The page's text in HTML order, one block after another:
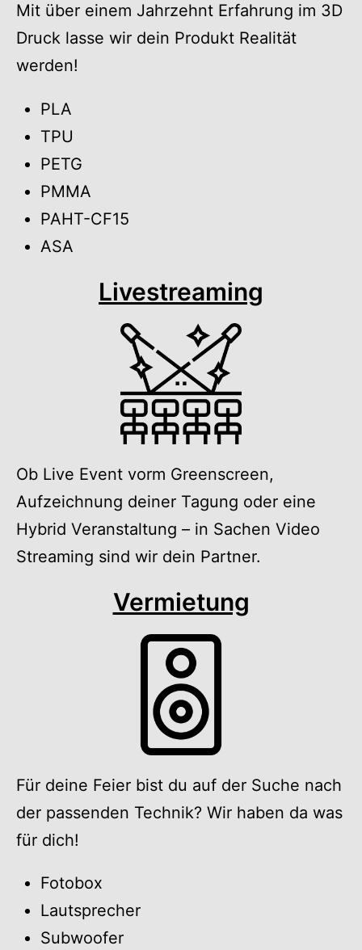
Mit über einem Jahrzehnt Erfahrung im 3D
Druck lasse wir dein Produkt Realität
werden!
PLA
TPU
PETG
PMMA
PAHT-CF15
ASA
Livestreaming
Ob Live Event vorm Greenscreen,
Aufzeichnung deiner Tagung oder eine
Hybrid Veranstaltung – in Sachen Video
Streaming sind wir dein Partner.
Vermietung
Für deine Feier bist du auf der Suche nach
der passenden Technik? Wir haben da was
für dich!
Fotobox
Lautsprecher
Subwoofer